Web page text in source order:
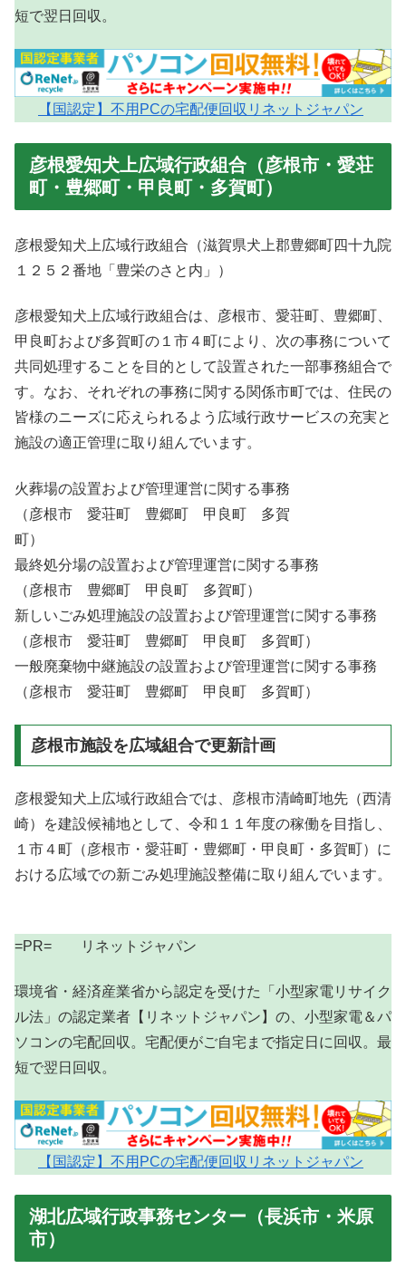
短で翌日回収。
【国認定】不用PCの宅配便回収リネットジャパン
彦根愛知犬上広域行政組合（彦根市・愛荘
町・豊郷町・甲良町・多賀町）
彦根愛知犬上広域行政組合（滋賀県犬上郡豊郷町四十九院
１２５２番地「豊栄のさと内」）
彦根愛知犬上広域行政組合は、彦根市、愛荘町、豊郷町、
甲良町および多賀町の１市４町により、次の事務について
共同処理することを目的として設置された一部事務組合で
す。なお、それぞれの事務に関する関係市町では、住民の
皆様のニーズに応えられるよう広域行政サービスの充実と
施設の適正管理に取り組んでいます。
火葬場の設置および管理運営に関する事務
（彦根市 愛荘町 豊郷町 甲良町 多賀
町）
最終処分場の設置および管理運営に関する事務
（彦根市 豊郷町 甲良町 多賀町）
新しいごみ処理施設の設置および管理運営に関する事務
（彦根市 愛荘町 豊郷町 甲良町 多賀町）
一般廃棄物中継施設の設置および管理運営に関する事務
（彦根市 愛荘町 豊郷町 甲良町 多賀町）
彦根市施設を広域組合で更新計画
彦根愛知犬上広域行政組合では、彦根市清崎町地先（西清
崎）を建設候補地として、令和１１年度の稼働を目指し、
１市４町（彦根市・愛荘町・豊郷町・甲良町・多賀町）に
おける広域での新ごみ処理施設整備に取り組んでいます。
=PR= リネットジャパン
環境省・経済産業省から認定を受けた「小型家電リサイク
ル法」の認定業者【リネットジャパン】の、小型家電＆パ
ソコンの宅配回収。宅配便がご自宅まで指定日に回収。最
短で翌日回収。
【国認定】不用PCの宅配便回収リネットジャパン
湖北広域行政事務センター（長浜市・米原
市）